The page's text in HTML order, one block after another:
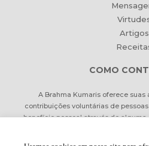
Artigos
COMO
A Brahma Kumaris oferece
contribuições voluntárias de
benefício pessoal através de